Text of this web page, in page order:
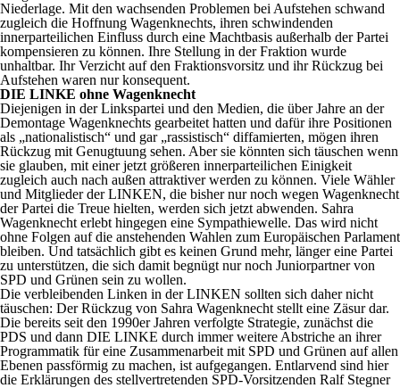
Niederlage. Mit den wachsenden Problemen bei Aufstehen schwand
zugleich die Hoffnung Wagenknechts, ihren schwindenden
innerparteilichen Einfluss durch eine Machtbasis außerhalb der Partei
kompensieren zu können. Ihre Stellung in der Fraktion wurde
unhaltbar. Ihr Verzicht auf den Fraktionsvorsitz und ihr Rückzug bei
Aufstehen waren nur konsequent.
DIE LINKE ohne Wagenknecht
Diejenigen in der Linkspartei und den Medien, die über Jahre an der
Demontage Wagenknechts gearbeitet hatten und dafür ihre Positionen
als „nationalistisch“ und gar „rassistisch“ diffamierten, mögen ihren
Rückzug mit Genugtuung sehen. Aber sie könnten sich täuschen wenn
sie glauben, mit einer jetzt größeren innerparteilichen Einigkeit
zugleich auch nach außen attraktiver werden zu können. Viele Wähler
und Mitglieder der LINKEN, die bisher nur noch wegen Wagenknecht
der Partei die Treue hielten, werden sich jetzt abwenden. Sahra
Wagenknecht erlebt hingegen eine Sympathiewelle. Das wird nicht
ohne Folgen auf die anstehenden Wahlen zum Europäischen Parlament
bleiben. Und tatsächlich gibt es keinen Grund mehr, länger eine Partei
zu unterstützen, die sich damit begnügt nur noch Juniorpartner von
SPD und Grünen sein zu wollen.
Die verbleibenden Linken in der LINKEN sollten sich daher nicht
täuschen: Der Rückzug von Sahra Wagenknecht stellt eine Zäsur dar.
Die bereits seit den 1990er Jahren verfolgte Strategie, zunächst die
PDS und dann DIE LINKE durch immer weitere Abstriche an ihrer
Programmatik für eine Zusammenarbeit mit SPD und Grünen auf allen
Ebenen passförmig zu machen, ist aufgegangen. Entlarvend sind hier
die Erklärungen des stellvertretenden SPD-Vorsitzenden Ralf Stegner